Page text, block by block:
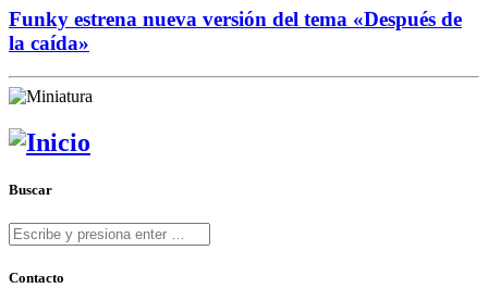
Funky estrena nueva versión del tema «Después de
la caída»
Buscar
Contacto